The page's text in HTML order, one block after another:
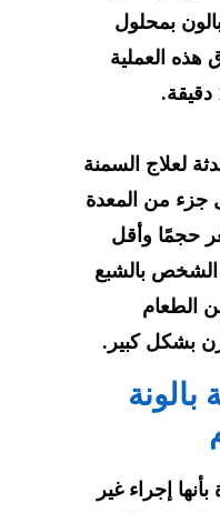
بمحلول
هذه العملية
لعلاج السمنة
جزء من المعدة
حجمًا وأقل
الشخص بالشبع
الطعام
بشكل كبير.
بالونة
إجراء غير